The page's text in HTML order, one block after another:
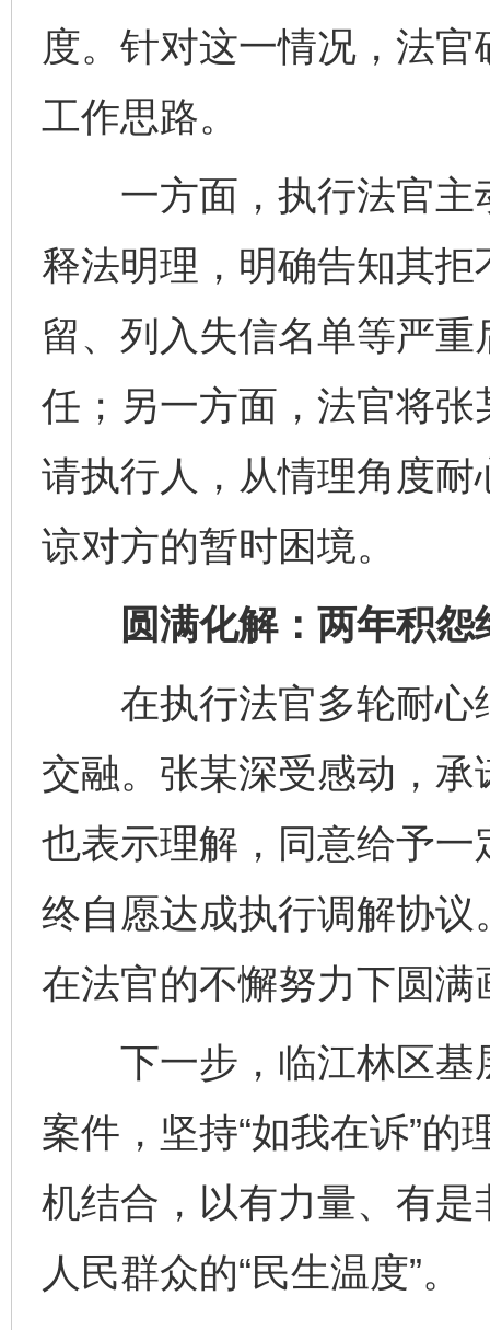
度。针对这一情况，法官
工作思路。
一方面，执行法官主
释法明理，明确告知其
留、列入失信名单等严
任；另一方面，法官将
请执行人，从情理角度
谅对方的暂时困境。
圆满化解：两年积怨
在执行法官多轮耐心
交融。张某深受感动，
也表示理解，同意给予
终自愿达成执行调解协
在法官的不懈努力下圆满
下一步，临江林区基
案件，坚持“如我在诉”
机结合，以有力量、有
人民群众的“民生温度”。